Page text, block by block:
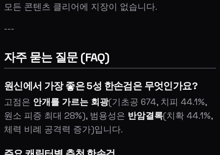
모든 콘텐츠 클리어에 지장이 없습니다.
---
자주 묻는 질문 (FAQ)
원신에서 가장 좋은 5성 한손검은 무엇인가요?
고점은 안개를 가르는 회광(기초공 674, 치피 44.1%,
원소 피증 최대 28%), 범용성은 반암결록(치확 44.1%,
체력 비례 공격력 증가)입니다.